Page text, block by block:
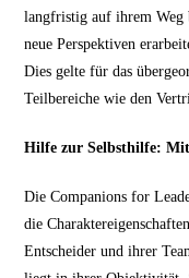
langfristig auf ihrem Weg
neue Perspektiven
Dies gelte für das
Teilbereiche wie den
Hilfe zur Selbsthilfe:
Die Companions for
die
Entscheider und ihrer